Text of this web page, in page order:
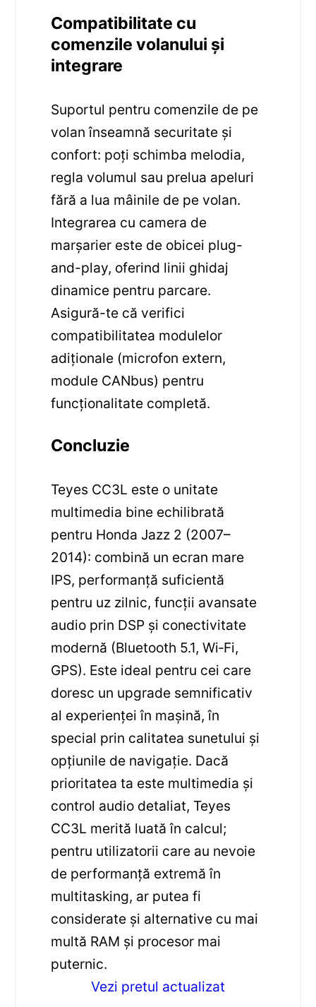
Compatibilitate cu
comenzile volanului și
integrare
Suportul pentru comenzile de pe
volan înseamnă securitate și
confort: poți schimba melodia,
regla volumul sau prelua apeluri
fără a lua mâinile de pe volan.
Integrarea cu camera de
marșarier este de obicei plug-
and-play, oferind linii ghidaj
dinamice pentru parcare.
Asigură-te că verifici
compatibilitatea modulelor
adiționale (microfon extern,
module CANbus) pentru
funcționalitate completă.
Concluzie
Teyes CC3L este o unitate
multimedia bine echilibrată
pentru Honda Jazz 2 (2007–
2014): combină un ecran mare
IPS, performanță suficientă
pentru uz zilnic, funcții avansate
audio prin DSP și conectivitate
modernă (Bluetooth 5.1, Wi‑Fi,
GPS). Este ideal pentru cei care
doresc un upgrade semnificativ
al experienței în mașină, în
special prin calitatea sunetului și
opțiunile de navigație. Dacă
prioritatea ta este multimedia și
control audio detaliat, Teyes
CC3L merită luată în calcul;
pentru utilizatorii care au nevoie
de performanță extremă în
multitasking, ar putea fi
considerate și alternative cu mai
multă RAM și procesor mai
puternic.
Vezi pretul actualizat